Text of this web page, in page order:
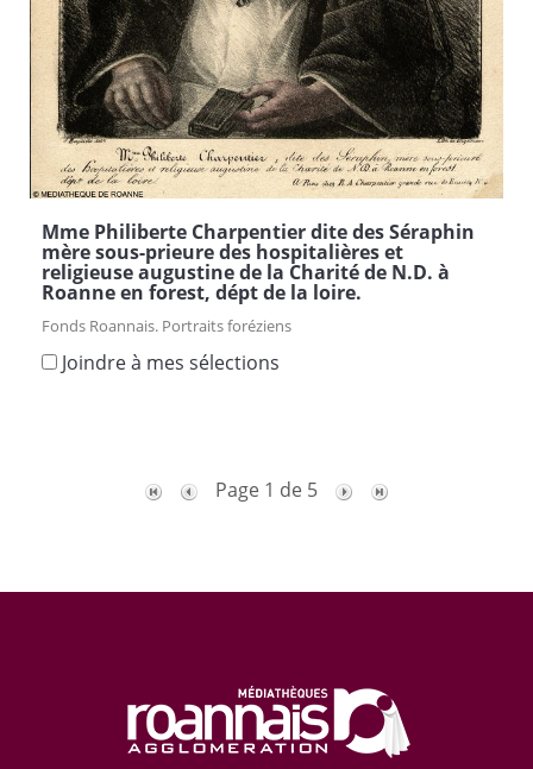
Mme Philiberte Charpentier dite des Séraphin
mère sous-prieure des hospitalières et
religieuse augustine de la Charité de N.D. à
Roanne en forest, dépt de la loire.
Fonds Roannais. Portraits foréziens
Joindre à mes sélections
Page 1 de 5